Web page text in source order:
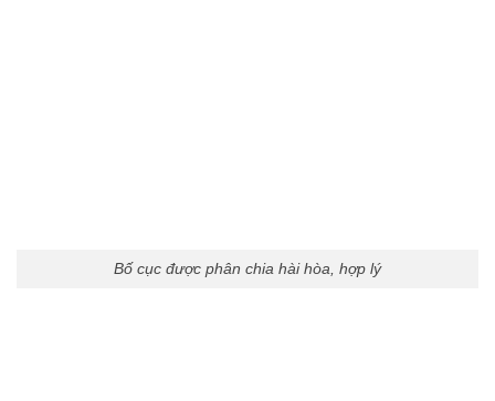
Bố cục được phân chia hài hòa, hợp lý